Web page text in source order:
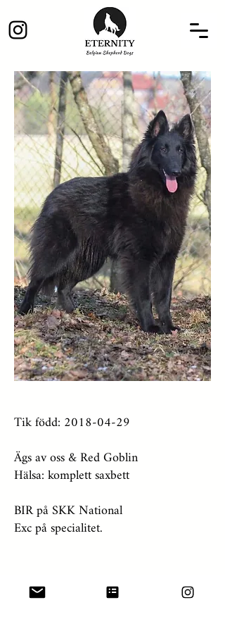
Tik född: 2018-04-29
Ägs av oss & Red Goblin
Hälsa: komplett saxbett
BIR på SKK National
Exc på specialitet.